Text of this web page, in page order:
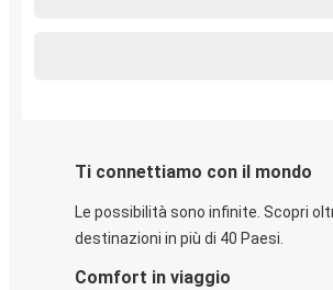
Ti connettiamo con il mondo
Le possibilità sono infinite. Scopri
destinazioni in più di 40 Paesi.
Comfort in viaggio